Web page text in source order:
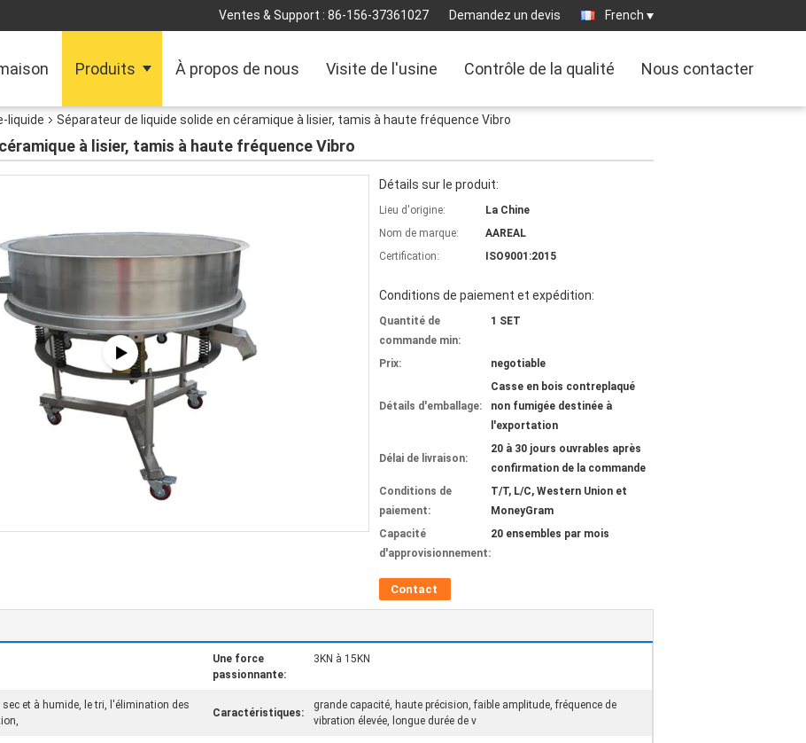
Ventes & Support : 86-156-37361027 Demandez un devis French
Produits À propos de nous Visite de l'usine Contrôle de la qualité Nous contacter
liquide Séparateur de liquide solide en céramique à lisier, tamis à haute fréquence Vibro
à lisier, tamis à haute fréquence Vibro
Détails sur le produit:
Lieu d'origine:
La Chine
Nom de marque:
AAREAL
Certification:
ISO9001:2015
Conditions de paiement et expédition:
Quantité de
commande min:
1 SET
Prix: negotiable
Détails d'emballage:
Casse en bois contreplaqué
non fumigée destinée à
l'exportation
Délai de livraison:
20 à 30 jours ouvrables après
confirmation de la commande
Conditions de
paiement:
T/T, L/C, Western Union et
MoneyGram
Capacité
d'approvisionnement:
20 ensembles par mois
Contact
Une force
passionnante:
3KN à 15KN
et à humide, le tri, l'élimination des
Caractéristiques:
grande capacité, haute précision, faible amplitude, fréquence de
vibration élevée, longue durée de v